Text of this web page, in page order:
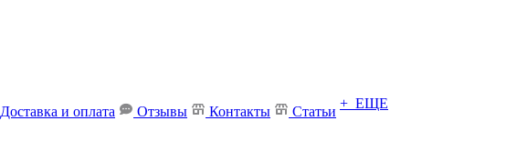
Доставка и оплата Отзывы Контакты Статьи
+ ЕЩЕ